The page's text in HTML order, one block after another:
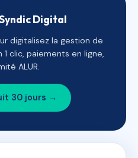
Digital
digitalisez la gestion de
clic, paiements en ligne,
ALUR.
30 jours →